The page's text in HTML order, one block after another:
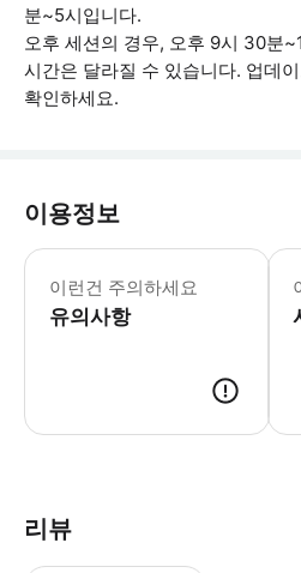
분~5시입니다.
오후 세션의 경우, 오후 9시 30분
시간은 달라질 수 있습니다. 업데
확인하세요.
이용정보
이런건 주의하세요
유의사항
라
리뷰